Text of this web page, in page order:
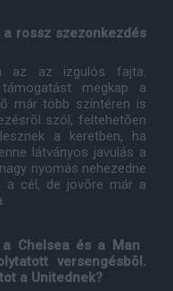
a rossz szezonkezdés
az az izgulós fajta.
megkap a
már több színtéren is
szól, feltehetõen
a keretben, ha
látványos javulás a
nyomás nehezedne
a cél, de jövõre már a
Chelsea és a Man
versengésbõl.
a Unitednek?